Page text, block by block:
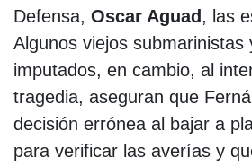
Defensa, Oscar Aguad , las
Algunos viejos submarinistas
imputados, en cambio, al
tragedia, aseguran que
decisión errónea al bajar a
para verificar las averías y